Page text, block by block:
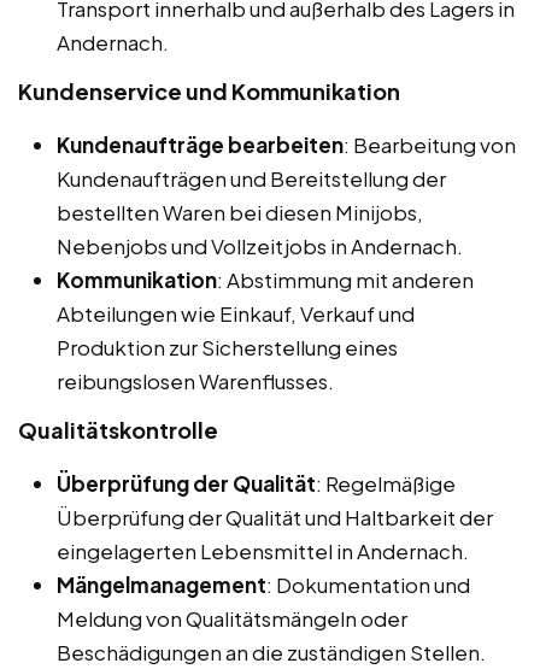
Transport innerhalb und außerhalb des Lagers in
Andernach.
Kundenservice und Kommunikation
Kundenaufträge bearbeiten: Bearbeitung von
Kundenaufträgen und Bereitstellung der
bestellten Waren bei diesen Minijobs,
Nebenjobs und Vollzeitjobs in Andernach.
Kommunikation: Abstimmung mit anderen
Abteilungen wie Einkauf, Verkauf und
Produktion zur Sicherstellung eines
reibungslosen Warenflusses.
Qualitätskontrolle
Überprüfung der Qualität: Regelmäßige
Überprüfung der Qualität und Haltbarkeit der
eingelagerten Lebensmittel in Andernach.
Mängelmanagement: Dokumentation und
Meldung von Qualitätsmängeln oder
Beschädigungen an die zuständigen Stellen.